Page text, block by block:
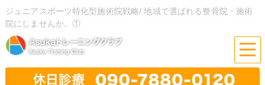
ジュニアスポーツ特化型施術院戦略/ 地域で選ばれる整骨院・施術
院にしませんか。①